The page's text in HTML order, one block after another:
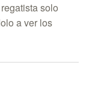
solo
a ver los